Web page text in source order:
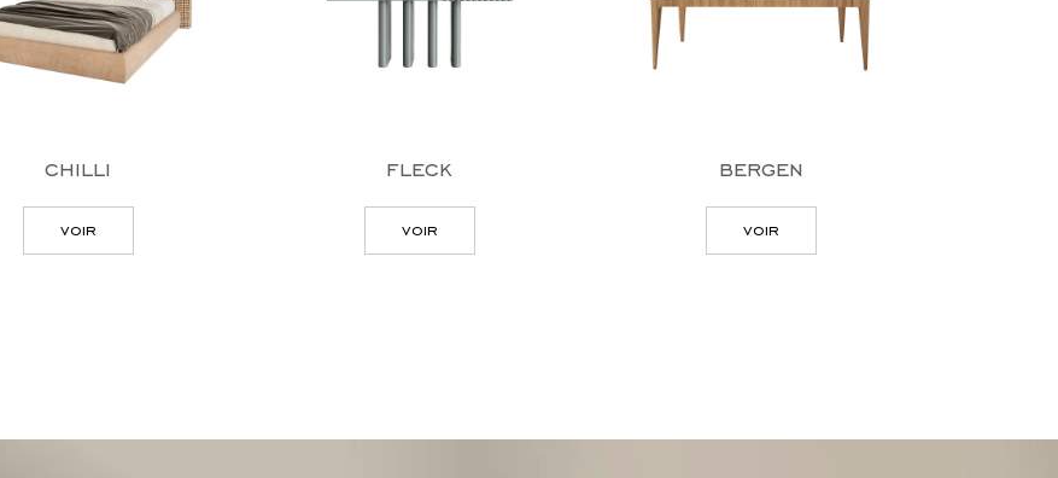
chilli
voir
fleck
voir
bergen
voir